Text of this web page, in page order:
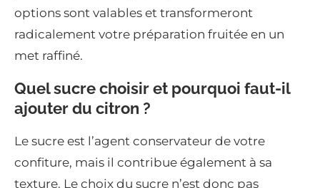
options sont valables et transformeront
radicalement votre préparation fruitée en un
met raffiné.
Quel sucre choisir et pourquoi faut-il
ajouter du citron ?
Le sucre est l’agent conservateur de votre
confiture, mais il contribue également à sa
texture. Le choix du sucre n’est donc pas